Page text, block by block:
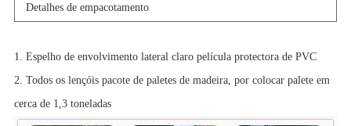
Detalhes de empacotamento
1. Espelho de envolvimento lateral claro película protectora de PVC
2. Todos os lençóis pacote de paletes de madeira, por colocar palete em
cerca de 1,3 toneladas